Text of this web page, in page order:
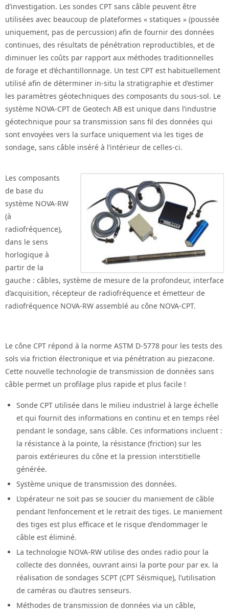
d’investigation. Les sondes CPT sans câble peuvent être
utilisées avec beaucoup de plateformes « statiques » (poussée
uniquement, pas de percussion) afin de fournir des données
continues, des résultats de pénétration reproductibles, et de
diminuer les coûts par rapport aux méthodes traditionnelles
de forage et d’échantillonnage. Un test CPT est habituellement
utilisé afin de déterminer in-situ la stratigraphie et d’estimer
les paramètres géotechniques des composants du sous-sol. Le
système NOVA-CPT de Geotech AB est unique dans l’industrie
géotechnique pour sa transmission sans fil des données qui
sont envoyées vers la surface uniquement via les tiges de
sondage, sans câble inséré à l’intérieur de celles-ci.
Les composants
de base du
système NOVA-RW
(à
radiofréquence),
dans le sens
horlogique à
partir de la
gauche : câbles, système de mesure de la profondeur, interface
d’acquisition, récepteur de radiofréquence et émetteur de
radiofréquence NOVA-RW assemblé au cône NOVA-CPT.
Le cône CPT répond à la norme ASTM D-5778 pour les tests des
sols via friction électronique et via pénétration au piezacone.
Cette nouvelle technologie de transmission de données sans
câble permet un profilage plus rapide et plus facile !
Sonde CPT utilisée dans le milieu industriel à large échelle
et qui fournit des informations en continu et en temps réel
pendant le sondage, sans câble. Ces informations incluent :
la résistance à la pointe, la résistance (friction) sur les
parois extérieures du cône et la pression interstitielle
générée.
Système unique de transmission des données.
L’opérateur ne soit pas se soucier du maniement de câble
pendant l’enfoncement et le retrait des tiges. Le maniement
des tiges est plus efficace et le risque d’endommager le
câble est éliminé.
La technologie NOVA-RW utilise des ondes radio pour la
collecte des données, ouvrant ainsi la porte pour par ex. la
réalisation de sondages SCPT (CPT Séismique), l’utilisation
de caméras ou d’autres senseurs.
Méthodes de transmission de données via un câble,